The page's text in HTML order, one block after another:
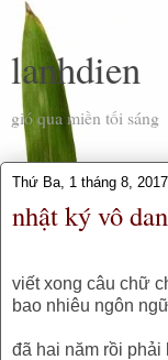
lanhdien
gió qua miền tối sáng
Thứ Ba, 1 tháng 8, 2017
nhật ký vô
viết xong câu chữ
bao nhiêu ngôn
đã hai năm rồi